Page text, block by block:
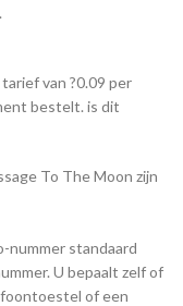
van ?0.09 per
bestelt. is dit
To The Moon zijn
nummer standaard
U bepaalt zelf of
of een